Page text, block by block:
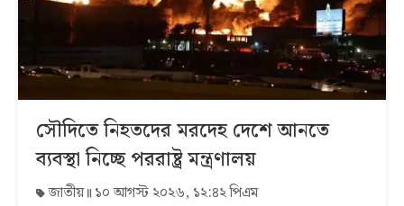
সৌদিতে নিহতদের মরদেহ দেশে আনতে
ব্যবস্থা নিচ্ছে পররাষ্ট্র মন্ত্রণালয়
জাতীয় ১০ আগস্ট ২০২৬, ১২:৪২ পিএম